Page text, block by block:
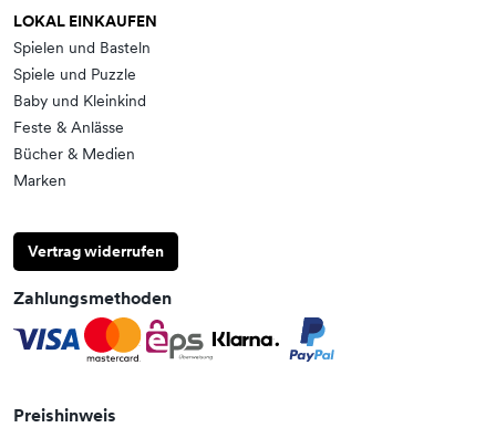
LOKAL EINKAUFEN
Spielen und Basteln
Spiele und Puzzle
Baby und Kleinkind
Feste & Anlässe
Bücher & Medien
Marken
Vertrag widerrufen
Zahlungsmethoden
Preishinweis